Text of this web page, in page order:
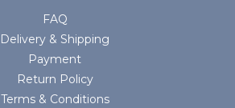
FAQ
Delivery & Shipping
Payment
Return Policy
Terms & Conditions